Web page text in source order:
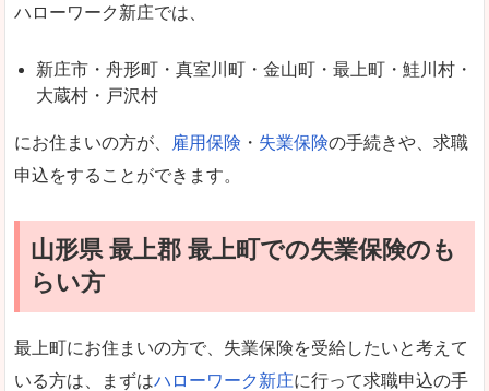
ハローワーク新庄では、
新庄市・舟形町・真室川町・金山町・最上町・鮭川村・
大蔵村・戸沢村
にお住まいの方が、 雇用保険 ・ 失業保険の手続きや、求職
申込をすることができます。
山形県 最上郡 最上町での失業保険のも
らい方
最上町にお住まいの方で、失業保険を受給したいと考えて
いる方は、まずはハローワーク新庄に行って求職申込の手